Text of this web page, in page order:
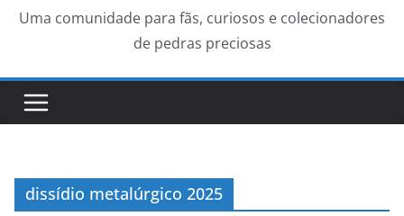
Uma comunidade para fãs, curiosos e colecionadores
de pedras preciosas
dissídio metalúrgico 2025